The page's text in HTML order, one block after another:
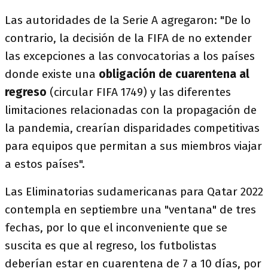
Las autoridades de la Serie A agregaron: "De lo
contrario, la decisión de la FIFA de no extender
las excepciones a las convocatorias a los países
donde existe una obligación de cuarentena al
regreso (circular FIFA 1749) y las diferentes
limitaciones relacionadas con la propagación de
la pandemia, crearían disparidades competitivas
para equipos que permitan a sus miembros viajar
a estos países".
Las Eliminatorias sudamericanas para Qatar 2022
contempla en septiembre una "ventana" de tres
fechas, por lo que el inconveniente que se
suscita es que al regreso, los futbolistas
deberían estar en cuarentena de 7 a 10 días, por